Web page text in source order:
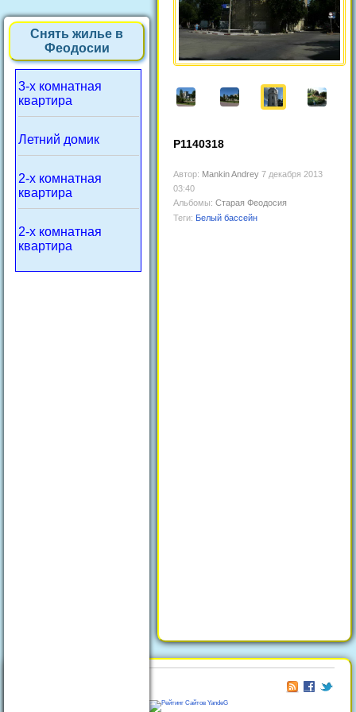
Снять жилье в
Феодосии
3-х комнатная
квартира
Летний домик
2-х комнатная
квартира
2-х комнатная
квартира
P1140318
Автор: Mankin Andrey 7 декабря 2013
03:40
Альбомы: Старая Феодосия
Теги: Белый бассейн